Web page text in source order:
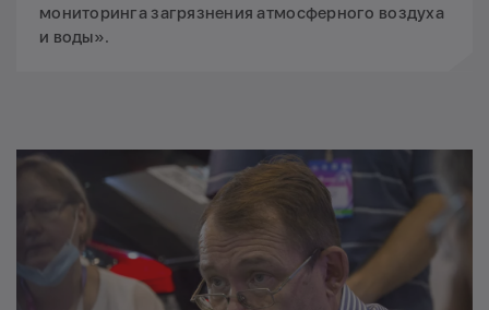
мониторинга загрязнения атмосферного воздуха
и воды».